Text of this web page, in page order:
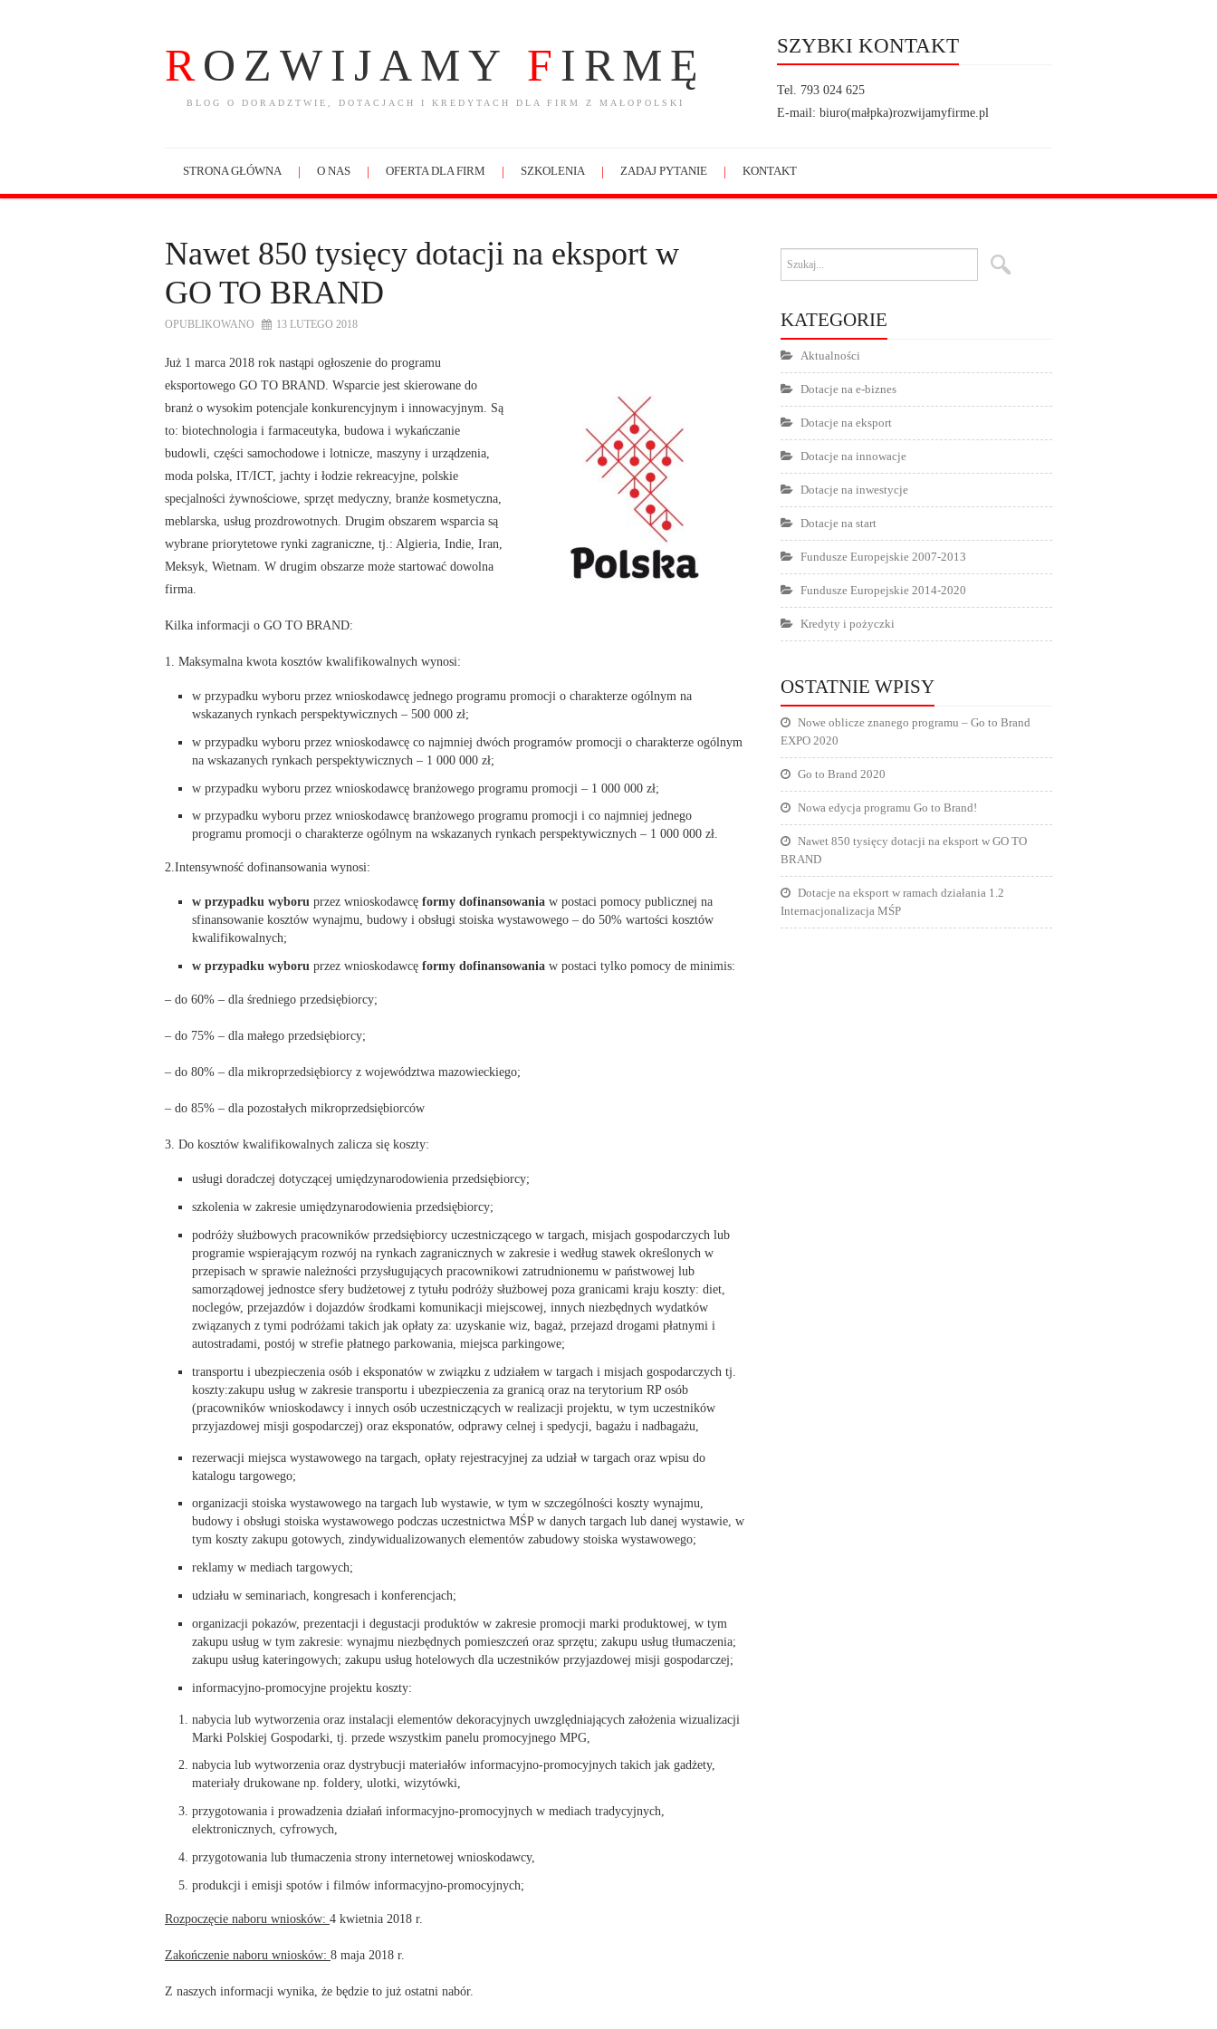
ROZWIJAMY F IRMĘ
BLOG O DORADZTWIE, DOTACJACH I KREDYTACH DLA FIRM Z MAŁOPOLSKI
SZYBKI KONTAKT
Tel. 793 024 625
E-mail: biuro(małpka)rozwijamyfirme.pl
STRONA GŁÓWNA O NAS OFERTA DLA FIRM SZKOLENIA ZADAJ PYTANIE KONTAKT
Nawet 850 tysięcy dotacji na eksport w
GO TO BRAND
OPUBLIKOWANO 13 LUTEGO 2018
Już 1 marca 2018 rok nastąpi ogłoszenie do programu
eksportowego GO TO BRAND. Wsparcie jest skierowane do
branż o wysokim potencjale konkurencyjnym i innowacyjnym. Są
to: biotechnologia i farmaceutyka, budowa i wykańczanie
budowli, części samochodowe i lotnicze, maszyny i urządzenia,
moda polska, IT/ICT, jachty i łodzie rekreacyjne, polskie
specjalności żywnościowe, sprzęt medyczny, branże kosmetyczna,
meblarska, usług prozdrowotnych. Drugim obszarem wsparcia są
wybrane priorytetowe rynki zagraniczne, tj.: Algieria, Indie, Iran,
Meksyk, Wietnam. W drugim obszarze może startować dowolna
firma.
Kilka informacji o GO TO BRAND:
1. Maksymalna kwota kosztów kwalifikowalnych wynosi:
w przypadku wyboru przez wnioskodawcę jednego programu promocji o charakterze ogólnym na
wskazanych rynkach perspektywicznych – 500 000 zł;
w przypadku wyboru przez wnioskodawcę co najmniej dwóch programów promocji o charakterze ogólnym
na wskazanych rynkach perspektywicznych – 1 000 000 zł;
w przypadku wyboru przez wnioskodawcę branżowego programu promocji – 1 000 000 zł;
w przypadku wyboru przez wnioskodawcę branżowego programu promocji i co najmniej jednego
programu promocji o charakterze ogólnym na wskazanych rynkach perspektywicznych – 1 000 000 zł.
2.Intensywność dofinansowania wynosi:
w przypadku wyboru przez wnioskodawcę formy dofinansowania w postaci pomocy publicznej na
sfinansowanie kosztów wynajmu, budowy i obsługi stoiska wystawowego – do 50% wartości kosztów
kwalifikowalnych;
w przypadku wyboru przez wnioskodawcę formy dofinansowania w postaci tylko pomocy de minimis:
– do 60% – dla średniego przedsiębiorcy;
– do 75% – dla małego przedsiębiorcy;
– do 80% – dla mikroprzedsiębiorcy z województwa mazowieckiego;
– do 85% – dla pozostałych mikroprzedsiębiorców
3. Do kosztów kwalifikowalnych zalicza się koszty:
usługi doradczej dotyczącej umiędzynarodowienia przedsiębiorcy;
szkolenia w zakresie umiędzynarodowienia przedsiębiorcy;
podróży służbowych pracowników przedsiębiorcy uczestniczącego w targach, misjach gospodarczych lub
programie wspierającym rozwój na rynkach zagranicznych w zakresie i według stawek określonych w
przepisach w sprawie należności przysługujących pracownikowi zatrudnionemu w państwowej lub
samorządowej jednostce sfery budżetowej z tytułu podróży służbowej poza granicami kraju koszty: diet,
noclegów, przejazdów i dojazdów środkami komunikacji miejscowej, innych niezbędnych wydatków
związanych z tymi podróżami takich jak opłaty za: uzyskanie wiz, bagaż, przejazd drogami płatnymi i
autostradami, postój w strefie płatnego parkowania, miejsca parkingowe;
transportu i ubezpieczenia osób i eksponatów w związku z udziałem w targach i misjach gospodarczych tj.
koszty:zakupu usług w zakresie transportu i ubezpieczenia za granicą oraz na terytorium RP osób
(pracowników wnioskodawcy i innych osób uczestniczących w realizacji projektu, w tym uczestników
przyjazdowej misji gospodarczej) oraz eksponatów, odprawy celnej i spedycji, bagażu i nadbagażu,
rezerwacji miejsca wystawowego na targach, opłaty rejestracyjnej za udział w targach oraz wpisu do
katalogu targowego;
organizacji stoiska wystawowego na targach lub wystawie, w tym w szczególności koszty wynajmu,
budowy i obsługi stoiska wystawowego podczas uczestnictwa MŚP w danych targach lub danej wystawie, w
tym koszty zakupu gotowych, zindywidualizowanych elementów zabudowy stoiska wystawowego;
reklamy w mediach targowych;
udziału w seminariach, kongresach i konferencjach;
organizacji pokazów, prezentacji i degustacji produktów w zakresie promocji marki produktowej, w tym
zakupu usług w tym zakresie: wynajmu niezbędnych pomieszczeń oraz sprzętu; zakupu usług tłumaczenia;
zakupu usług kateringowych; zakupu usług hotelowych dla uczestników przyjazdowej misji gospodarczej;
informacyjno-promocyjne projektu koszty:
nabycia lub wytworzenia oraz instalacji elementów dekoracyjnych uwzględniających założenia wizualizacji
Marki Polskiej Gospodarki, tj. przede wszystkim panelu promocyjnego MPG,
nabycia lub wytworzenia oraz dystrybucji materiałów informacyjno-promocyjnych takich jak gadżety,
materiały drukowane np. foldery, ulotki, wizytówki,
przygotowania i prowadzenia działań informacyjno-promocyjnych w mediach tradycyjnych,
elektronicznych, cyfrowych,
przygotowania lub tłumaczenia strony internetowej wnioskodawcy,
produkcji i emisji spotów i filmów informacyjno-promocyjnych;
Rozpoczęcie naboru wniosków: 4 kwietnia 2018 r.
Zakończenie naboru wniosków: 8 maja 2018 r.
Z naszych informacji wynika, że będzie to już ostatni nabór.
KATEGORIE
Aktualności
Dotacje na e-biznes
Dotacje na eksport
Dotacje na innowacje
Dotacje na inwestycje
Dotacje na start
Fundusze Europejskie 2007-2013
Fundusze Europejskie 2014-2020
Kredyty i pożyczki
OSTATNIE WPISY
Nowe oblicze znanego programu – Go to Brand
EXPO 2020
Go to Brand 2020
Nowa edycja programu Go to Brand!
Nawet 850 tysięcy dotacji na eksport w GO TO
BRAND
Dotacje na eksport w ramach działania 1.2
Internacjonalizacja MŚP